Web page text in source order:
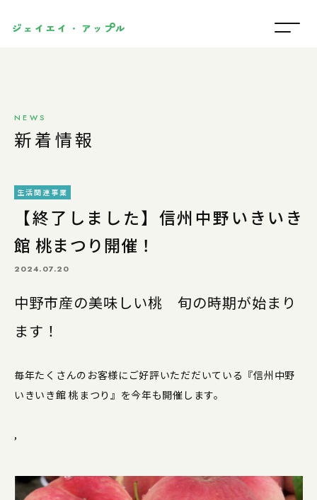
NEWS
新着情報
生活関連事業
【終了しました】信州中野いきいき
館 桃まつり開催！
2024.07.20
中野市産の美味しい桃 旬の時期が始まり
ます！
毎年たくさんのお客様にご好評いただだいている『信州中野
いきいき館 桃まつり』を今年も開催します。
,